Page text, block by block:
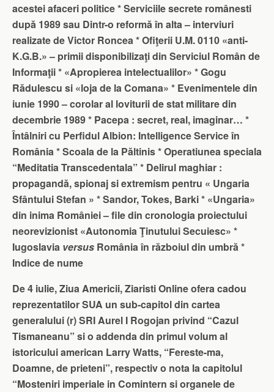
acestei afaceri politice *Serviciile secrete românesti
după 1989 sau Dintr-o reformă în alta – interviuri
realizate de Victor Roncea *Ofiţerii U.M. 0110 «anti-
K.G.B.» – primii disponibilizaţi din Serviciul Român de
Informaţii * «Apropierea intelectualilor» *Gogu
Rădulescu si «loja de la Comana» * Evenimentele din
iunie 1990 – corolar al loviturii de stat militare din
decembrie 1989 * Pacepa : secret, real, imaginar… *
Întâlniri cu Perfidul Albion: Intelligence Service în
România *Scoala de la Păltinis * Operatiunea speciala
“Meditatia Transcedentala” * Delirul maghiar :
propagandă, spionaj si extremism pentru « Ungaria
Sfântului Stefan » * Sandor, Tokes, Barki * «Ungaria»
din inima României – file din cronologia proiectului
neorevizionist «Autonomia Ţinutului Secuiesc» *
Iugoslavia versus România în războiul din umbră *
Indice de nume
De 4 iulie, Ziua Americii, Ziaristi Online ofera cadou
reprezentatilor SUA un sub-capitol din cartea
generalului (r) SRI Aurel I Rogojan privind “Cazul
Tismaneanu” si o addenda din primul volum al
istoricului american Larry Watts, “Fereste-ma,
Doamne, de prieteni”, respectiv o nota la capitolul
“Mosteniri imperiale in Comintern si organele de